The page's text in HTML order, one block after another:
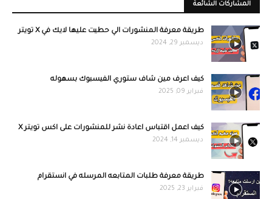
المشاركات الشائعة
طريقة معرفة المنشورات الي حطيت عليها لايك في X تويتر
ديسمبر 29, 2024
كيف اعرف مين شاف ستوري الفيسبوك بسهوله
فبراير 09, 2025
كيف اعمل اقتباس اعادة نشر للمنشورات على اكس تويتر X
ديسمبر 14, 2024
طريقة معرفة طلبات المتابعه المرسله في انستقرام
فبراير 23, 2025